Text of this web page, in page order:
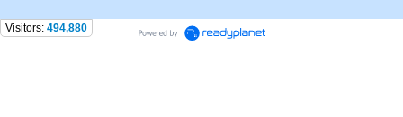
Visitors: 494,880